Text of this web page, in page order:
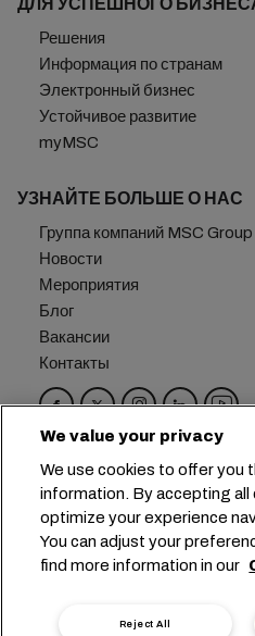
ДЛЯ УСПЕШНОГО
Решения
Информация по странам
Электронный бизнес
Устойчивое развитие
myMSC
УЗНАЙТЕ БОЛЬШЕ О НАС
Группа компаний MSC Group
Новости
Мероприятия
Блог
Вакансии
Контакты
Головной офис: +41
Chemin Rieu 12, 1208
Настройка
Условия
We value your privacy
We use cookies to offer you
information. By accepting all
optimize your experience
You can adjust your
find more information in our
Reject All